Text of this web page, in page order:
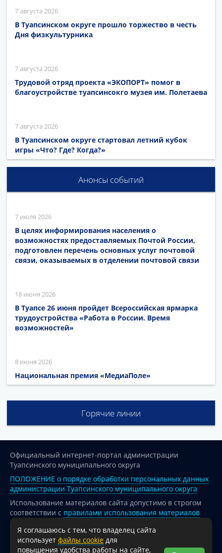
7 августа 2026
В Туапсинском округе прошло торжество в честь
Дня физкультурника
7 августа 2026
Трудовой отряд проекта «ЭКОПОРТ» помог в
благоустройстве туапсинсокго музея им. Полетаева
7 августа 2026
В Туапсинском округе стартовал летний кубок
игры «Что? Где? Когда?»
Анонсы событий
7 июля 2026
В целях информирования населения о
возможностях предоставляемых Почтой России,
подготовлен перечень основных услуг почтовой
связи, оказываемых в отделении почтовой связи
18 июня 2026
В Туапсе 26 июня пройдет Всероссийская ярмарка
трудоустройства «Работа в России. Время
возможностей»
8 июня 2026
Национальная премия «МедиаПоле»
Горячие линии
Официальный интернет-портал администрации
Туапсинского муниципального округа
ПОЛОЖЕНИЕ о порядке обработки персональных данных
администрации Туапсинского муниципального округа
Использование материалов сайта допустимо в строгом
соответствии с правилами использования материалов
опубликованных на сайте
При перепечатке и использовании информации ссылка
на источник обязательна.
Я соглашаюсь с тем, что владелец сайта
использует файлы cookie для
повышения удобства работы на сайте,